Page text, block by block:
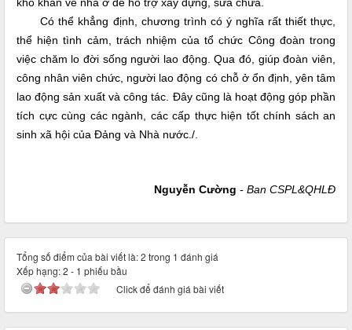
Có thể khẳng định, chương trình có ý nghĩa rất thiết thực,
thể hiện tình cảm, trách nhiệm của tổ chức Công đoàn trong
việc chăm lo đời sống người lao động. Qua đó, giúp đoàn viên,
công nhân viên chức, người lao động có chỗ ở ổn định, yên tâm
lao động sản xuất và công tác. Đây cũng là hoạt động góp phần
tích cực cùng các ngành, các cấp thực hiện tốt chính sách an
sinh xã hội của Đảng và Nhà nước./.
Nguyễn Cường - Ban CSPL&QHLĐ
Tổng số điểm của bài viết là: 2 trong 1 đánh giá
Xếp hạng:2 - 1 phiếu bầu
Click để đánh giá bài viết